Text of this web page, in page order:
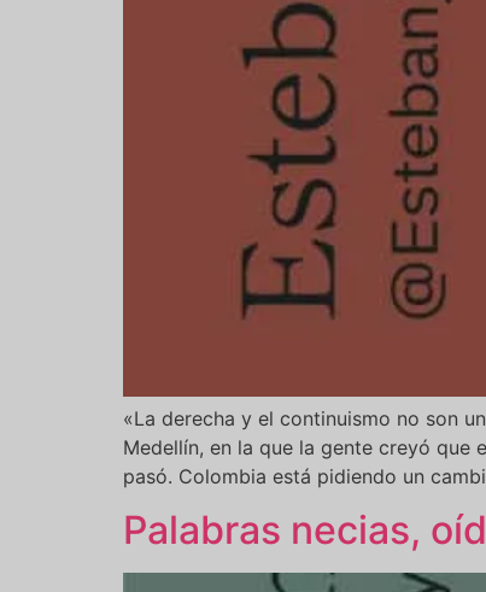
«La derecha y el continuismo no son
Medellín, en la que la gente creyó que
pasó. Colombia está pidiendo un
Palabras necias,